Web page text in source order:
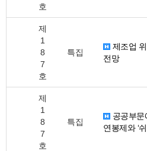
호
제
1
8
7
호
특집
제조업
전망
제
1
8
7
호
특집
공공부문
연봉제와 ‘